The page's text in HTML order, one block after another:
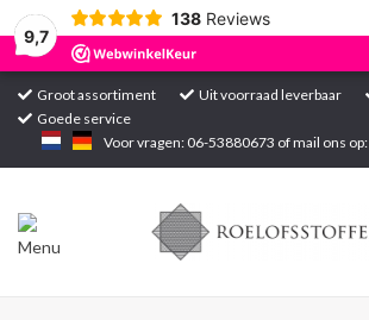
9,7
138 Reviews
Groot assortiment Uit voorraad leverbaar
Goede service
Voor vragen: 06-53880673 of mail ons op:
Home